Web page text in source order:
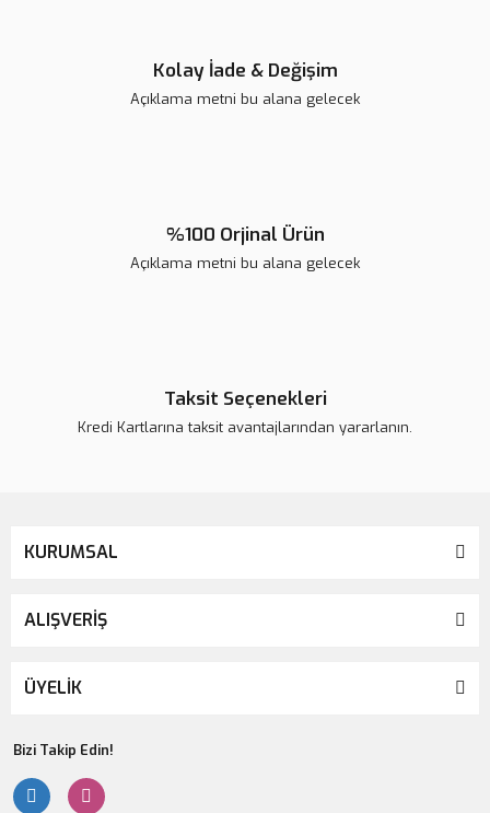
Kolay İade & Değişim
Açıklama metni bu alana gelecek
%100 Orjinal Ürün
Açıklama metni bu alana gelecek
Taksit Seçenekleri
Kredi Kartlarına taksit avantajlarından yararlanın.
KURUMSAL
ALIŞVERİŞ
ÜYELİK
Bizi Takip Edin!